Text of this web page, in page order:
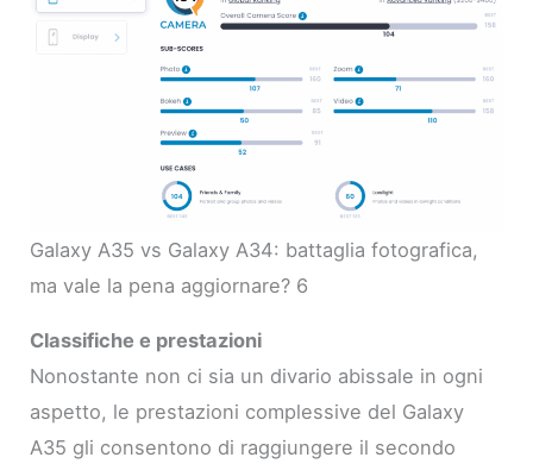
Galaxy A35 vs Galaxy A34: battaglia fotografica,
ma vale la pena aggiornare? 6
Classifiche e prestazioni
Nonostante non ci sia un divario abissale in ogni
aspetto, le prestazioni complessive del Galaxy
A35 gli consentono di raggiungere il secondo